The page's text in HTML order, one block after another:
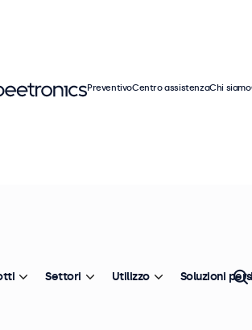
Questi monitor offrono varie
di integrarsi perfettamente qualsiasi
PreventivoCentro assistenzaChi siamo
Settori Utilizzo Soluzioni